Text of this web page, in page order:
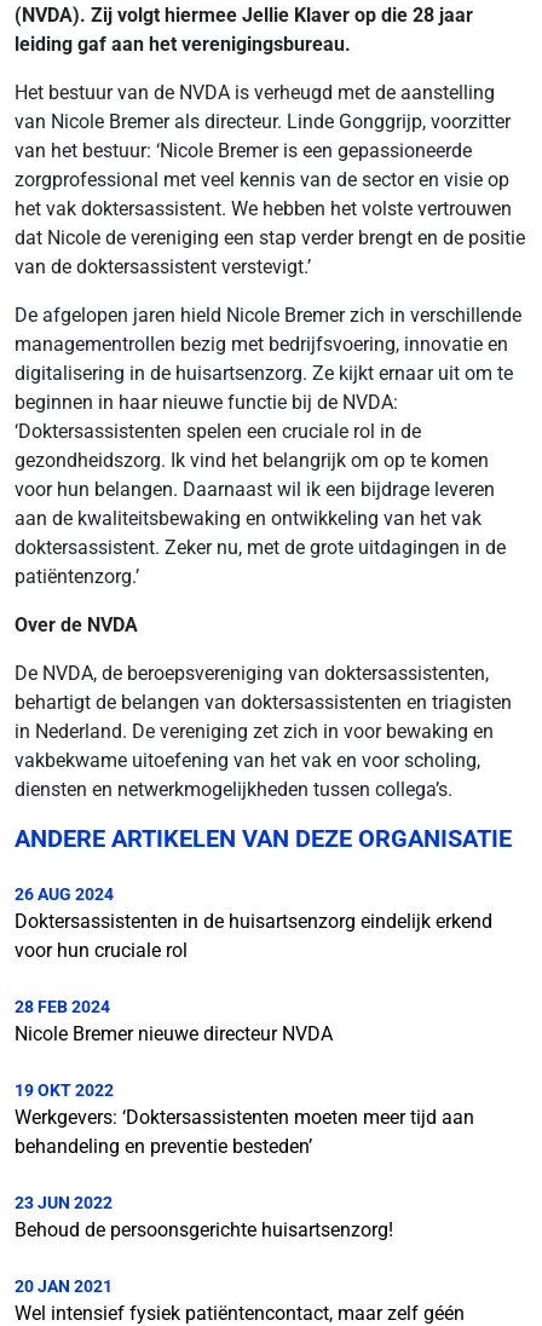
(NVDA). Zij volgt hiermee Jellie Klaver op die 28 jaar
leiding gaf aan het verenigingsbureau.
Het bestuur van de NVDA is verheugd met de aanstelling
van Nicole Bremer als directeur. Linde Gonggrijp, voorzitter
van het bestuur: ‘Nicole Bremer is een gepassioneerde
zorgprofessional met veel kennis van de sector en visie op
het vak doktersassistent. We hebben het volste vertrouwen
dat Nicole de vereniging een stap verder brengt en de positie
van de doktersassistent verstevigt.’
De afgelopen jaren hield Nicole Bremer zich in verschillende
managementrollen bezig met bedrijfsvoering, innovatie en
digitalisering in de huisartsenzorg. Ze kijkt ernaar uit om te
beginnen in haar nieuwe functie bij de NVDA:
‘Doktersassistenten spelen een cruciale rol in de
gezondheidszorg. Ik vind het belangrijk om op te komen
voor hun belangen. Daarnaast wil ik een bijdrage leveren
aan de kwaliteitsbewaking en ontwikkeling van het vak
doktersassistent. Zeker nu, met de grote uitdagingen in de
patiëntenzorg.’
Over de NVDA
De NVDA, de beroepsvereniging van doktersassistenten,
behartigt de belangen van doktersassistenten en triagisten
in Nederland. De vereniging zet zich in voor bewaking en
vakbekwame uitoefening van het vak en voor scholing,
diensten en netwerkmogelijkheden tussen collega’s.
ANDERE ARTIKELEN VAN DEZE ORGANISATIE
26 AUG 2024
Doktersassistenten in de huisartsenzorg eindelijk erkend
voor hun cruciale rol
28 FEB 2024
Nicole Bremer nieuwe directeur NVDA
19 OKT 2022
Werkgevers: ‘Doktersassistenten moeten meer tijd aan
behandeling en preventie besteden’
23 JUN 2022
Behoud de persoonsgerichte huisartsenzorg!
20 JAN 2021
Wel intensief fysiek patiëntencontact, maar zelf géén